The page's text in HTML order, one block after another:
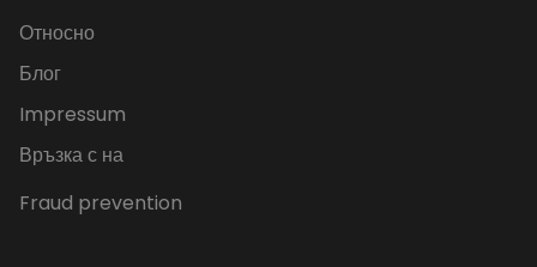
Относно
Блог
Impressum
Връзка с на
Fraud prevention